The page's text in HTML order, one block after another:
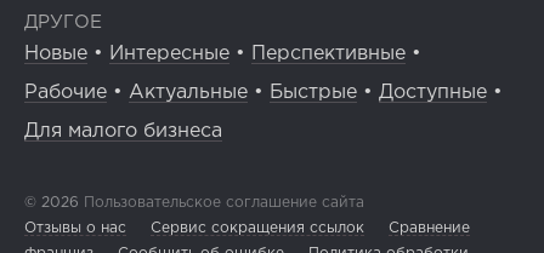
ДРУГОЕ
Новые • Интересные • Перспективные •
Рабочие • Актуальные • Быстрые • Доступные •
Для малого бизнеса
© 2026 Пользовательское соглашение сайта
Отзывы о нас
Сервис сокращения ссылок
Сравнение